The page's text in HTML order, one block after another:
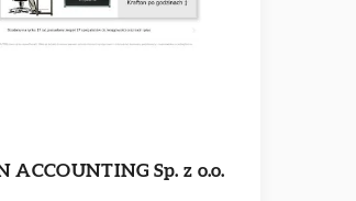
ACCOUNTING Sp. z o.o.